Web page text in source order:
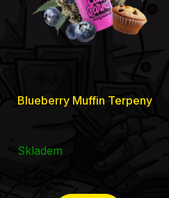
Blueberry Muffin Terpeny
Skladem